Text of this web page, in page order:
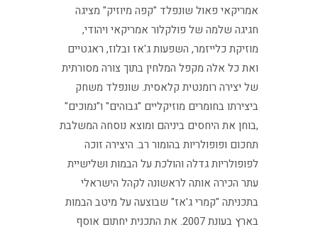
אמריקאי פאול שונפלד "קפה מיוזיק" מציגה
חגיגה שלמה של פולקלור אמריקאי ויהודי,
מוזיקת כלייזמר, השפעות ג'אז ובלוז, ראגטיים
ואת כל אלה מקפל המלחין בתוך צורה מסורתית
של יצירה רומנטית קלאסית. שונפלד משחק
ביצירתו בחומרים מוזיקליים "גבוהים" ו"נמוכים"
,בוחן את היחסים ביניהם ומוצא נוסחה המשלבת
תחכום ופופולריות בהומור רב. היצירה זוכה
לפופולריות גדלה והולכת על הבמות ושלישיית
עתר הכירה אותה לראשונה לקהל הישראלי
בתכניתה "קמרי ג'אז" שבוצעה על מיטב הבמות
בארץ בעונת 2007. את התכנית יחתום אוסף